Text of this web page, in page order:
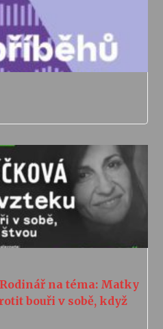
na téma: Matky
bouři v sobě, když